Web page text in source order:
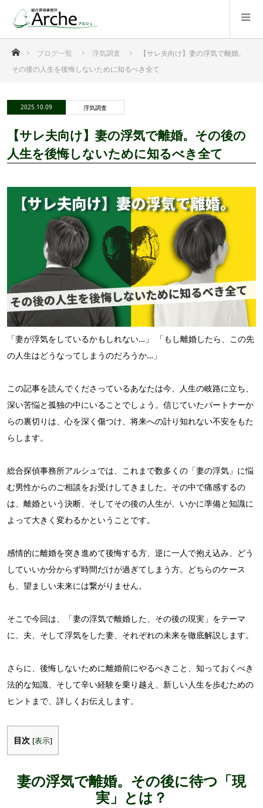
ホームブログ一覧 浮気調査
【サレ夫向け】妻の浮気で離婚。
その後の人生を後悔しないために知るべき全て
2025.10.09 浮気調査
【サレ夫向け】妻の浮気で離婚。その後の
人生を後悔しないために知るべき全て
「妻が浮気をしているかもしれない…」 「もし離婚したら、この先
の人生はどうなってしまうのだろうか…」
この記事を読んでくださっているあなたは今、人生の岐路に立ち、
深い苦悩と孤独の中にいることでしょう。信じていたパートナーか
らの裏切りは、心を深く傷つけ、将来への計り知れない不安をもた
らします。
総合探偵事務所アルシュでは、これまで数多くの「妻の浮気」に悩
む男性からのご相談をお受けしてきました。その中で痛感するの
は、離婚という決断、そしてその後の人生が、いかに準備と知識に
よって大きく変わるかということです。
感情的に離婚を突き進めて後悔する方、逆に一人で抱え込み、どう
していいか分からず時間だけが過ぎてしまう方。どちらのケース
も、望ましい未来には繋がりません。
そこで今回は、「妻の浮気で離婚した、その後の現実」をテーマ
に、夫、そして浮気をした妻、それぞれの未来を徹底解説します。
さらに、後悔しないために離婚前にやるべきこと、知っておくべき
法的な知識、そして辛い経験を乗り越え、新しい人生を歩むための
ヒントまで、詳しくお伝えします。
目次 [表示]
妻の浮気で離婚。その後に待つ「現
実」とは？